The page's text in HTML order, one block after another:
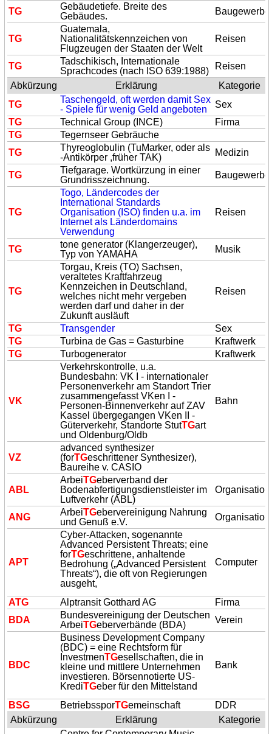
TG
Gebäudetiefe. Breite des
Gebäudes.
Baugewerbe
TG
Guatemala,
Nationalitätskennzeichen von
Flugzeugen der Staaten der Welt
Reisen
TG
Tadschikisch, Internationale
Sprachcodes (nach ISO 639:1988)
Reisen
Abkürzung
Erklärung
Kategorie
TG
Taschengeld, oft werden damit Sex
- Spiele für wenig Geld angeboten
Sex
TG
Technical Group (INCE)
Firma
TG
Tegernseer Gebräuche
TG
Thyreoglobulin (TuMarker, oder als
-Antikörper ,früher TAK)
Medizin
TG
Tiefgarage. Wortkürzung in einer
Grundrisszeichnung.
Baugewerbe
TG
Togo, Ländercodes der
International Standards
Organisation (ISO) finden u.a. im
Internet als Länderdomains
Verwendung
Reisen
TG
tone generator (Klangerzeuger),
Typ von YAMAHA
Musik
TG
Torgau, Kreis (TO) Sachsen,
veraltetes Kraftfahrzeug
Kennzeichen in Deutschland,
welches nicht mehr vergeben
werden darf und daher in der
Zukunft ausläuft
Reisen
TG Transgender
Sex
TG
Turbina de Gas = Gasturbine
Kraftwerk
TG
Turbogenerator Kraftwerk
VK
Verkehrskontrolle, u.a.
Bundesbahn: VK I - internationaler
Personenverkehr am Standort Trier
zusammengefasst VKen I -
Personen-Binnenverkehr auf ZAV
Kassel übergegangen VKen II -
Güterverkehr, Standorte StutTGart
und Oldenburg/Oldb
Bahn
VZ
advanced synthesizer
(forTGeschrittener Synthesizer),
Baureihe v. CASIO
ABL
ArbeiTGeberverband der
Bodenabfertigungsdienstleister im
Luftverkehr (ABL)
Organisation
ANG ArbeiTGebervereinigung Nahrung
und Genuß e.V.
Organisation
APT
Cyber-Attacken, sogenannte
Advanced Persistent Threats; eine
forTGeschrittene, anhaltende
Bedrohung („Advanced Persistent
Threats“), die oft von Regierungen
ausgeht,
Computer
ATG Alptransit Gotthard AG
Firma
BDA
Bundesvereinigung der Deutschen
ArbeiTGeberverbände (BDA) Verein
BDC
Business Development Company
(BDC) = eine Rechtsform für
InvestmenTGesellschaften, die in
kleine und mittlere Unternehmen
investieren. Börsennotierte US-
KrediTGeber für den Mittelstand
Bank
BSG BetriebssporTGemeinschaft
DDR
Abkürzung
Erklärung
Kategorie